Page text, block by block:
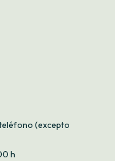
(excepto
h